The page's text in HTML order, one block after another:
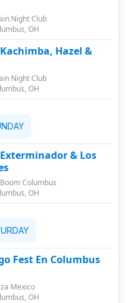
Night Club
,OH
Hazel &
Night Club
,OH
& Los
Columbus
,OH
Fest En Columbus
Mexico
,OH